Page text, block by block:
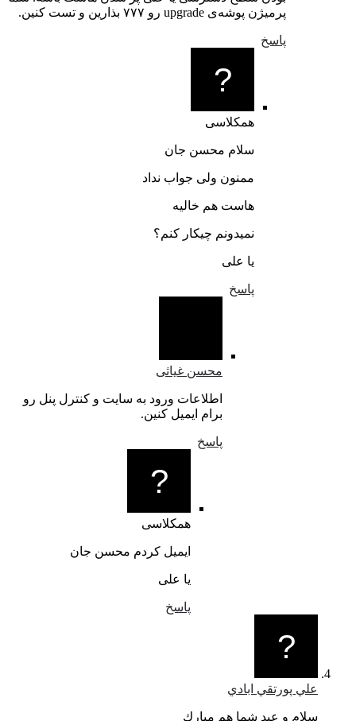
پرمیژن پوشه‌ی upgrade رو ۷۷۷ بذارین و تست کنین.
همکلاسی
سلام محسن جان
ممنون ولی جواب نداد
هاست هم خالیه
نمیدونم چیکار کنم؟
یا علی
محسن غیاثی
اطلاعات ورود به سایت و کنترل پنل رو
برام ایمیل کنین.
همکلاسی
ایمیل کردم محسن جان
یا علی
علي پورتقي ابادي
سلام و عيد شما هم مبارك